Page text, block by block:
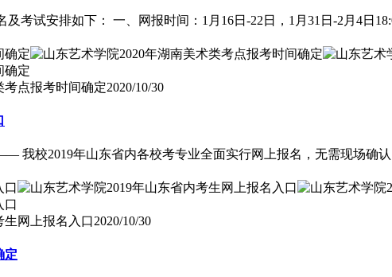
考试安排如下： 一、网报时间：1月16日-22日，1月31日-2月4日
考点报考时间确定2020/10/30
校2019年山东省内各校考专业全面实行网上报名，无需现场确
生网上报名入口2020/10/30
定